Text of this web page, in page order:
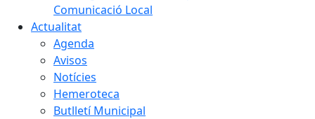
Comunicació Local
Actualitat
Agenda
Avisos
Notícies
Hemeroteca
Butlletí Municipal